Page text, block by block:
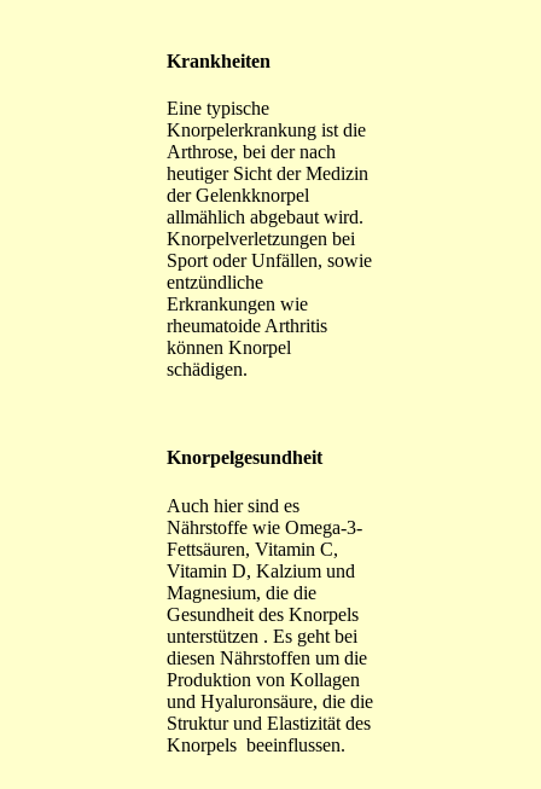
Krankheiten
Eine typische
Knorpelerkrankung ist die
Arthrose, bei der nach
heutiger Sicht der Medizin
der Gelenkknorpel
allmählich abgebaut wird.
Knorpelverletzungen bei
Sport oder Unfällen, sowie
entzündliche
Erkrankungen wie
rheumatoide Arthritis
können Knorpel
schädigen.
Knorpelgesundheit
Auch hier sind es
Nährstoffe wie Omega-3-
Fettsäuren, Vitamin C,
Vitamin D, Kalzium und
Magnesium, die die
Gesundheit des Knorpels
unterstützen . Es geht bei
diesen Nährstoffen um die
Produktion von Kollagen
und Hyaluronsäure, die die
Struktur und Elastizität des
Knorpels beeinflussen.